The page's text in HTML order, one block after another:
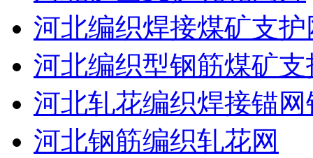
河北编织焊接煤矿支护
河北编织型钢筋煤矿
河北轧花编织焊接锚
河北钢筋编织轧花网